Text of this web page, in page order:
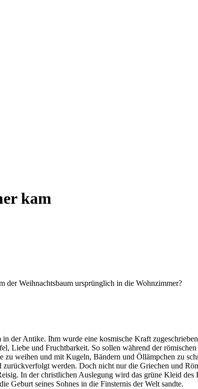
kam
der Weihnachtsbaum ursprünglich in die Wohnzimmer?
der Antike. Ihm wurde eine kosmische Kraft
Liebe und Fruchtbarkeit. So sollen während der
zu weihen und mit Kugeln, Bändern und Öllämpchen zu
werden. Doch nicht nur die Griechen und
In der christlichen Auslegung wird das grüne Kleid
Geburt seines Sohnes in die Finsternis der Welt sandte.